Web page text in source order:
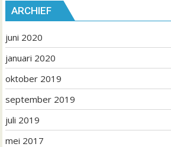
ARCHIEF
juni 2020
januari 2020
oktober 2019
september 2019
juli 2019
mei 2017